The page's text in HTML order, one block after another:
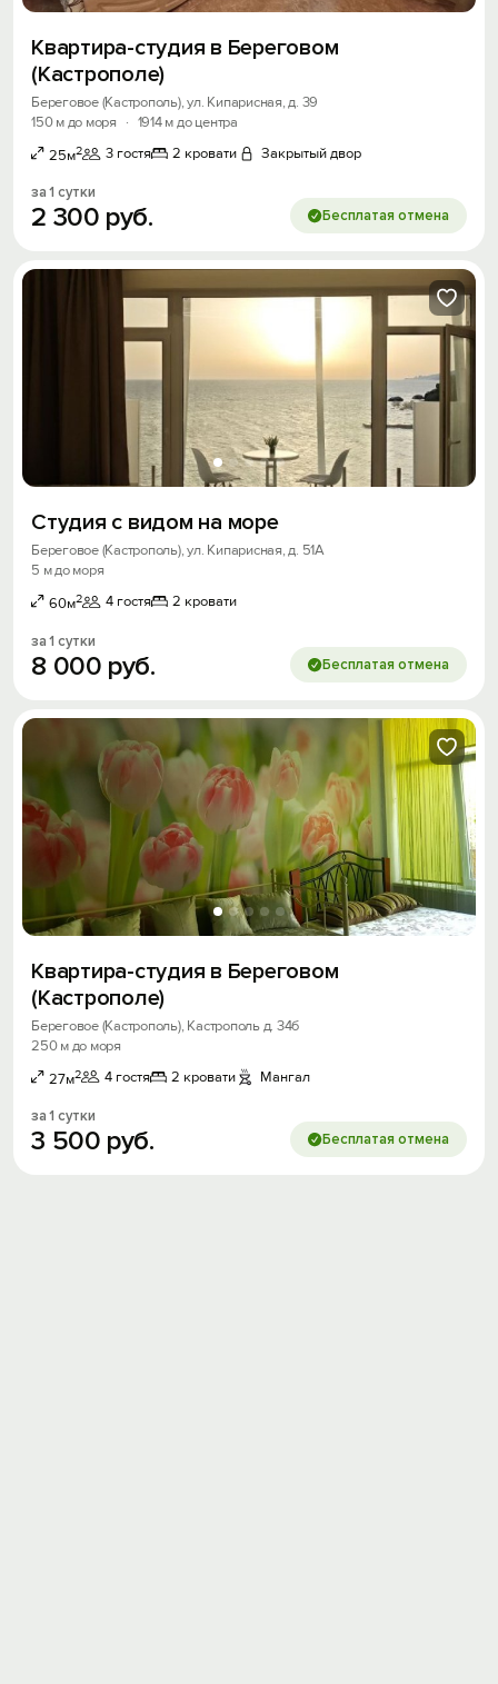
Квартира-студия в Береговом
(Кастрополе)
Береговое (Кастрополь), ул. Кипарисная, д. 39
150 м до моря
· 1914 м до центра
25м2 3 гостя 2 кровати Закрытый двор
за 1 сутки
2 300 руб. Бесплатая отмена
Студия с видом на море
Береговое (Кастрополь), ул. Кипарисная, д. 51А
5 м до моря
60м2 4 гостя 2 кровати
за 1 сутки
8 000 руб. Бесплатая отмена
Квартира-студия в Береговом
(Кастрополе)
Береговое (Кастрополь), Кастрополь д. 34б
250 м до моря
27м2 4 гостя 2 кровати Мангал
за 1 сутки
3 500 руб. Бесплатая отмена
Вход на сайт
Войти илиЗарегистрироваться